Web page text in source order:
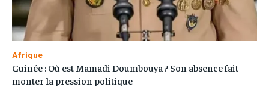
Afrique
Guinée : Où est Mamadi Doumbouya ? Son absence fait
monter la pression politique